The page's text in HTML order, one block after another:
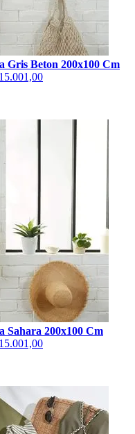
Gris Beton 200x100 Cm
Sahara 200x100 Cm